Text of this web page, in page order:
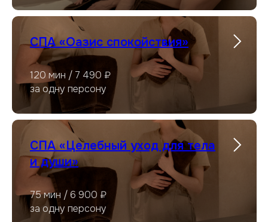
СПА «Оазис спокойствия»
120 мин / 7 490 ₽
за одну персону
СПА «Целебный уход для тела
и души»
75 мин / 6 900 ₽
за одну персону